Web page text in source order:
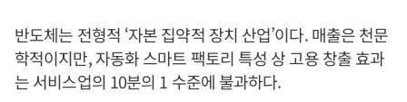
반도체는 전형적 ‘자본 집약적 장치 산업’이다. 매출은 천문
학적이지만, 자동화 스마트 팩토리 특성 상 고용 창출 효과
는 서비스업의 10분의 1 수준에 불과하다.